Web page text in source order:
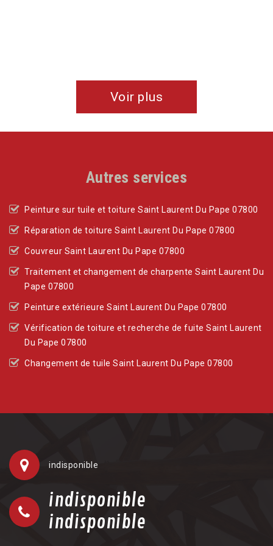
Voir plus
Autres services
Peinture sur tuile et toiture Saint Laurent Du Pape 07800
Réparation de toiture Saint Laurent Du Pape 07800
Couvreur Saint Laurent Du Pape 07800
Traitement et changement de charpente Saint Laurent Du
Pape 07800
Peinture extérieure Saint Laurent Du Pape 07800
Vérification de toiture et recherche de fuite Saint Laurent
Du Pape 07800
Changement de tuile Saint Laurent Du Pape 07800
indisponible
indisponible
indisponible